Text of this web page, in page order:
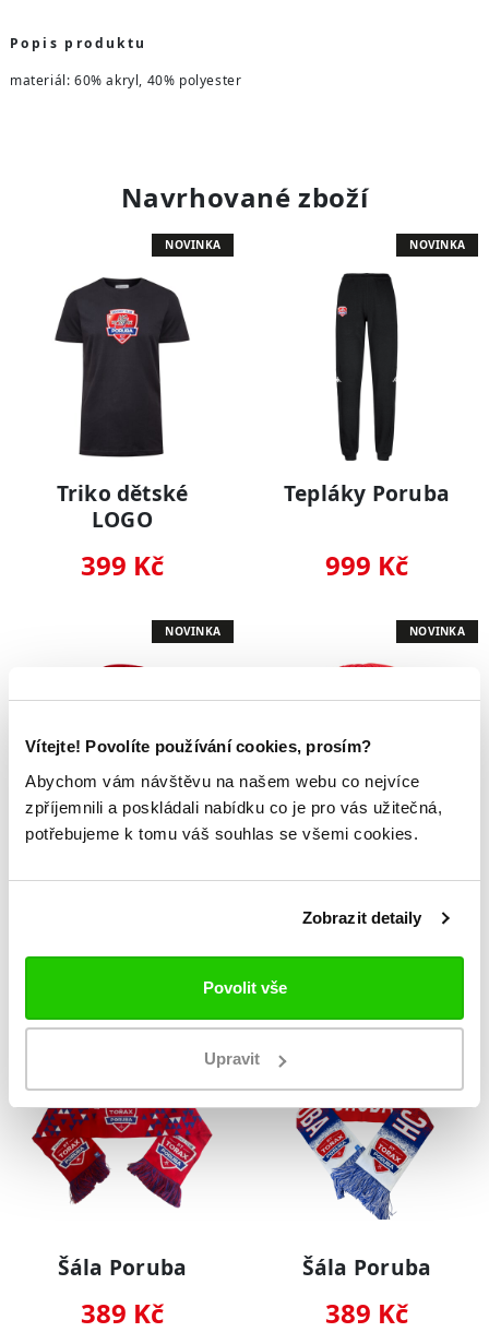
Vítejte! Povolíte používání cookies, prosím?
Abychom vám návštěvu na našem webu co nejvíce
zpříjemnili a poskládali nabídku co je pro vás užitečná,
potřebujeme k tomu váš souhlas se všemi cookies.
Zobrazit detaily
Povolit vše
Upravit
Popis produktu
materiál: 60% akryl, 40% polyester
Navrhované zboží
NOVINKA
Triko dětské
LOGO
399 Kč
NOVINKA
Tepláky Poruba
999 Kč
NOVINKA
Mikina dětská
999 Kč
NOVINKA
Kulich HC Poruba
499 Kč
NOVINKA
Šála Poruba
389 Kč
NOVINKA
Šála Poruba
389 Kč